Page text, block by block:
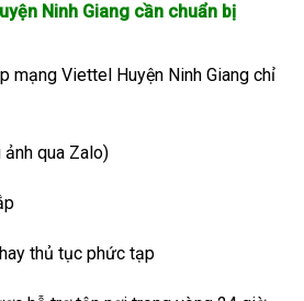
Ninh Giang cần chuẩn bị
mạng Viettel Huyện Ninh Giang chỉ
qua Zalo)
thủ tục phức tạp